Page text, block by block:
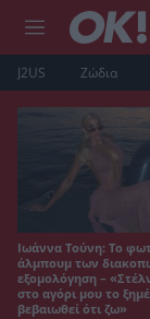
J2US Ζώδια
Ιωάννα Τούνη: Το
άλμπουμ των
εξομολόγηση –
στο αγόρι μου το
βεβαιωθεί ότι ζω»